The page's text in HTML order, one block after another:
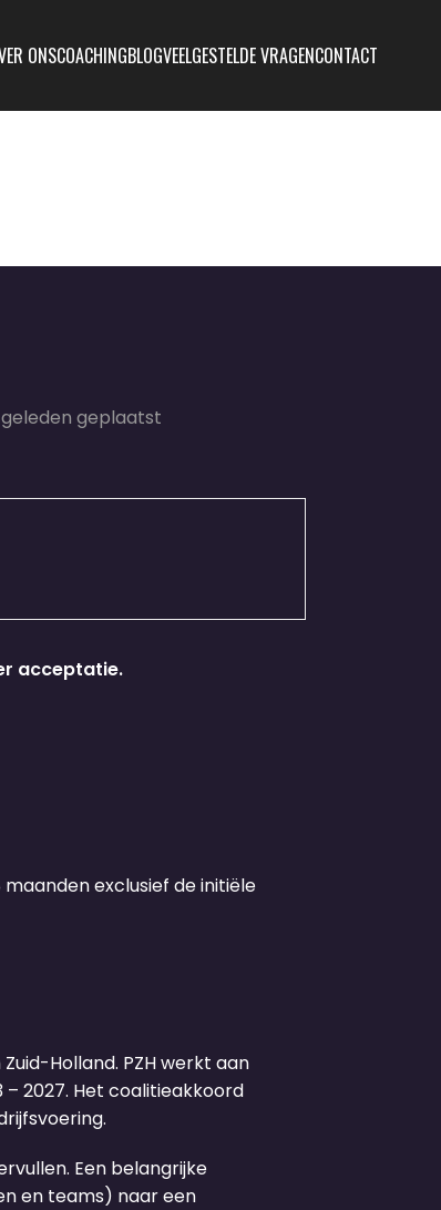
ONSCOACHINGBLOGVEELGESTELDE VRAGENCONTACT
geplaatst
acceptatie.
exclusief de initiële
Holland. PZH werkt aan
2027. Het coalitieakkoord
Een belangrijke
en teams) naar een